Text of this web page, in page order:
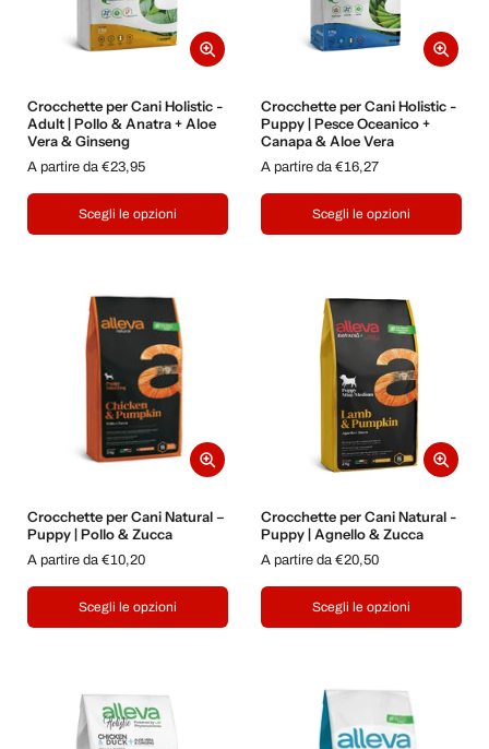
Crocchette per Cani Holistic -
Adult | Pollo & Anatra + Aloe
Vera & Ginseng
A partire da €23,95
Scegli le opzioni
Crocchette per Cani Holistic -
Puppy | Pesce Oceanico +
Canapa & Aloe Vera
A partire da €16,27
Scegli le opzioni
Crocchette per Cani Natural –
Puppy | Pollo & Zucca
A partire da €10,20
Scegli le opzioni
Crocchette per Cani Natural -
Puppy | Agnello & Zucca
A partire da €20,50
Scegli le opzioni